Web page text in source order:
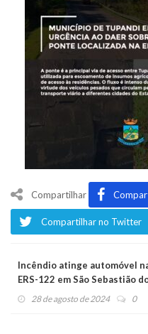
Compartilhar
Compartilhar no Twitter
Incêndio atinge automóvel
ERS-122 em São Sebastião
Caí 28 de agosto de 2024 0